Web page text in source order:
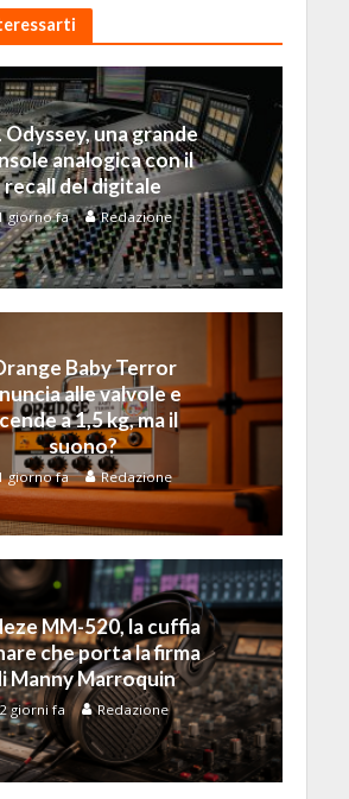
Odyssey, una grande
analogica con il
recall del digitale
giorno fa Redazione
Baby Terror
alle valvole e
a 1,5 kg, ma il
suono?
giorno fa Redazione
MM-520, la cuffia
che porta la firma
Manny Marroquin
2 giorni fa Redazione